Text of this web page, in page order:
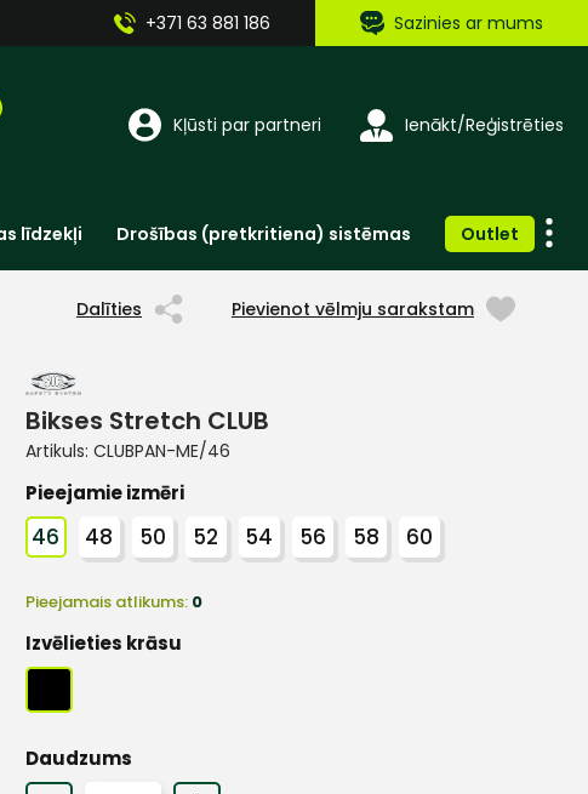
+371 63 881 186 Sazinies ar mums
Kļūsti par partneri Ienākt/Reģistrēties
līdzekļi Drošības (pretkritiena) sistēmas Outlet
Dalīties Pievienot vēlmju sarakstam
Bikses Stretch CLUB
Artikuls: CLUBPAN-ME/46
Pieejamie izmēri
46 48 50 52 54 56 58 60
Pieejamais atlikums: 0
Izvēlieties krāsu
Daudzums